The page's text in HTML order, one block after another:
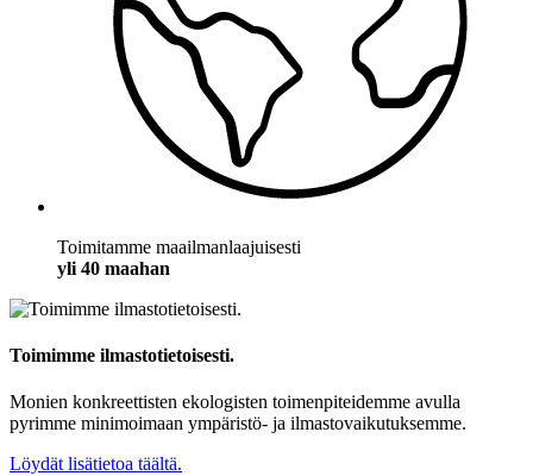
Toimitamme maailmanlaajuisesti
yli 40 maahan
Toimimme ilmastotietoisesti.
Monien konkreettisten ekologisten toimenpiteidemme avulla
pyrimme minimoimaan ympäristö- ja ilmastovaikutuksemme.
Löydät lisätietoa täältä.